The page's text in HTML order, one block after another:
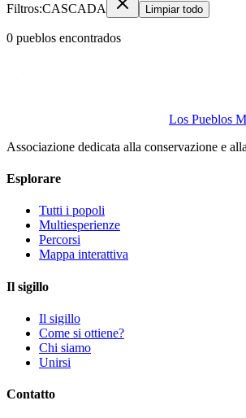
Filtros:CASCADA Limpiar todo
0 pueblos encontrados
Los Pueblos
Associazione dedicata alla conservazione e
Esplorare
Tutti i popoli
Multiesperienze
Percorsi
Mappa interattiva
Il sigillo
Il sigillo
Come si ottiene?
Chi siamo
Unirsi
Contatto